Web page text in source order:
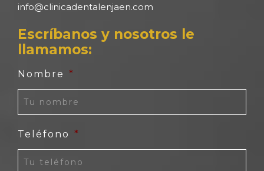
info@clinicadentalenjaen.com
Escríbanos y nosotros le
llamamos:
Nombre *
Teléfono *